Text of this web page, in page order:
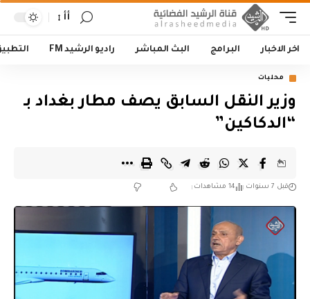
أأ
اخر الاخبار البرامج البث المباشر راديو الرشيد FM
محليات
وزير النقل السابق يصف مطار بغداد بـ
“الدكاكين”
قبل 7 سنوات 14 مشاهدات